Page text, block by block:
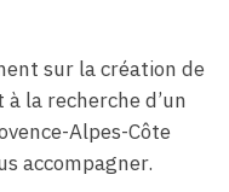
sur la création de
la recherche d’un
Alpes-Côte
accompagner.